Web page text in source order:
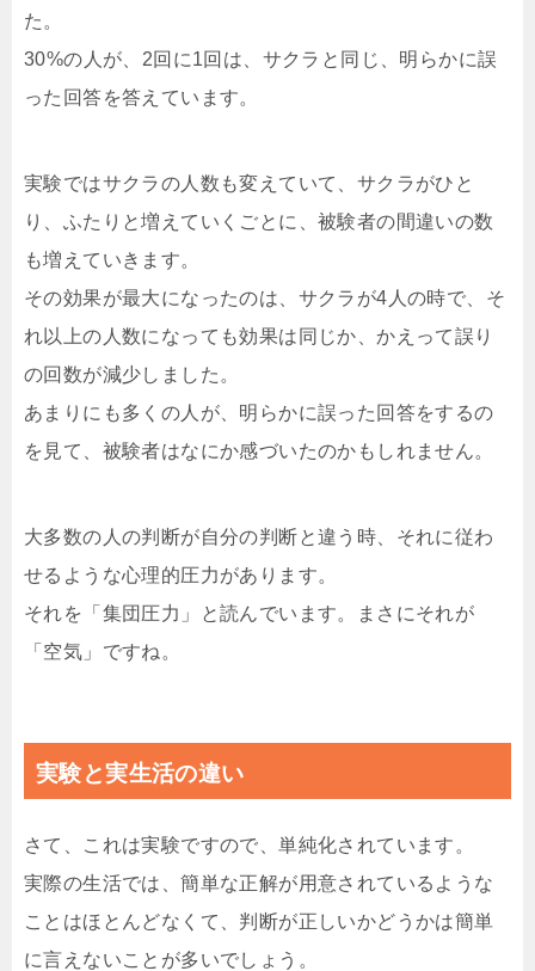
た。
30%の人が、2回に1回は、サクラと同じ、明らかに誤
った回答を答えています。
実験ではサクラの人数も変えていて、サクラがひと
り、ふたりと増えていくごとに、被験者の間違いの数
も増えていきます。
その効果が最大になったのは、サクラが4人の時で、そ
れ以上の人数になっても効果は同じか、かえって誤り
の回数が減少しました。
あまりにも多くの人が、明らかに誤った回答をするの
を見て、被験者はなにか感づいたのかもしれません。
大多数の人の判断が自分の判断と違う時、それに従わ
せるような心理的圧力があります。
それを「集団圧力」と読んでいます。まさにそれが
「空気」ですね。
実験と実生活の違い
さて、これは実験ですので、単純化されています。
実際の生活では、簡単な正解が用意されているような
ことはほとんどなくて、判断が正しいかどうかは簡単
に言えないことが多いでしょう。